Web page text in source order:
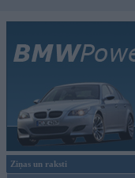
Ziņas un raksti